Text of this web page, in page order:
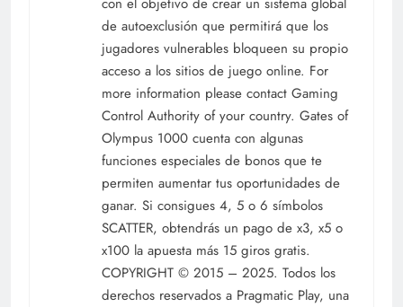
de autoexclusión que permitirá que los
jugadores vulnerables bloqueen su propio
acceso a los sitios de juego online. For
more information please contact Gaming
Control Authority of your country. Gates of
Olympus 1000 cuenta con algunas
funciones especiales de bonos que te
permiten aumentar tus oportunidades de
ganar. Si consigues 4, 5 o 6 símbolos
SCATTER, obtendrás un pago de x3, x5 o
x100 la apuesta más 15 giros gratis.
COPYRIGHT © 2015 – 2025. Todos los
derechos reservados a Pragmatic Play, una